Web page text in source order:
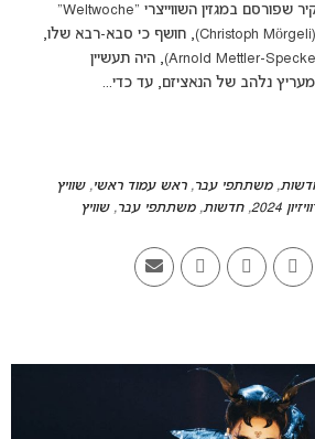
סנט גאלן בשווייץ. התחקיר שפורסם במגזין השווייצרי "Weltwoche"
על ידי כריסטוף מורגלי (Christoph Mörgeli), חושף כי סבא-רבא שלו,
ארנולד מטלר-שפקר (Arnold Mettler-Specker), היה תעשיין
נלהב של הנאציזם, עד כדי...
,משתתפי עבר,ראש עמוד ראשי,שוויץ
2024
,חדשות,משתתפי עבר,שוויץ